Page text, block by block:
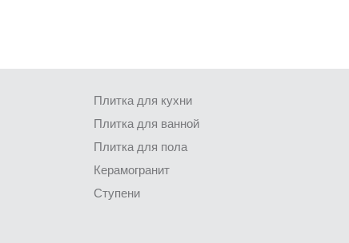
Плитка для кухни
Плитка для ванной
Плитка для пола
Керамогранит
Ступени